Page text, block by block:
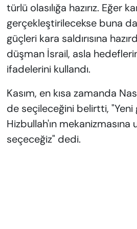
türlü olasılığa hazırız. Eğer
gerçekleştirilecekse buna da
güçleri kara saldırısına
düşman İsrail, asla
ifadelerini kullandı.
Kasım, en kısa zamanda
de seçileceğini belirtti, "Yeni
Hizbullah'ın mekanizmasına
seçeceğiz" dedi.